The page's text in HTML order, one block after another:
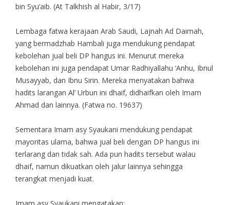
bin Syu’aib. (At Talkhish al Habir, 3/17)
Lembaga fatwa kerajaan Arab Saudi, Lajnah Ad Daimah,
yang bermadzhab Hambali juga mendukung pendapat
kebolehan jual beli DP hangus ini. Menurut mereka
kebolehan ini juga pendapat Umar Radhiyallahu ‘Anhu, Ibnul
Musayyab, dan Ibnu Sirin. Mereka menyatakan bahwa
hadits larangan Al’ Urbun ini dhaif, didhaifkan oleh Imam
Ahmad dan lainnya. (Fatwa no. 19637)
Sementara Imam asy Syaukani mendukung pendapat
mayoritas ulama, bahwa jual beli dengan DP hangus ini
terlarang dan tidak sah. Ada pun hadits tersebut walau
dhaif, namun dikuatkan oleh jalur lainnya sehingga
terangkat menjadi kuat.